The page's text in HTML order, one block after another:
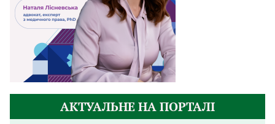
АКТУАЛЬНЕ НА ПОРТАЛІ